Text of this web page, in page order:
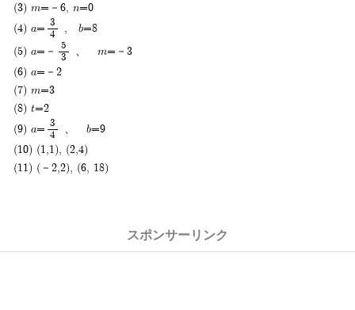
(3) m=－6, n=0
(4) a=
3
4
, b=8
(5) a=－
5
3
、 m=－3
(6) a=－2
(7) m=3
(8) t=2
(9) a=
3
4
、 b=9
(10) (1,1), (2,4)
(11) (－2,2), (6, 18)